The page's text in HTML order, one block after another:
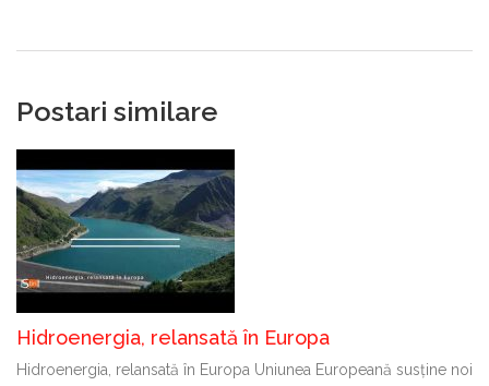
Postari similare
Hidroenergia, relansată în Europa
Hidroenergia, relansată în Europa Uniunea Europeană susține noi